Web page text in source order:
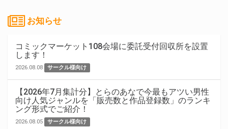
お知らせ
コミックマーケット108会場に委託受付回収所を設置
します！
2026.08.08 サークル様向け
【2026年7月集計分】とらのあなで今最もアツい男性
向け人気ジャンルを「販売数と作品登録数」のランキ
ング形式でご紹介！
2026.08.05 サークル様向け